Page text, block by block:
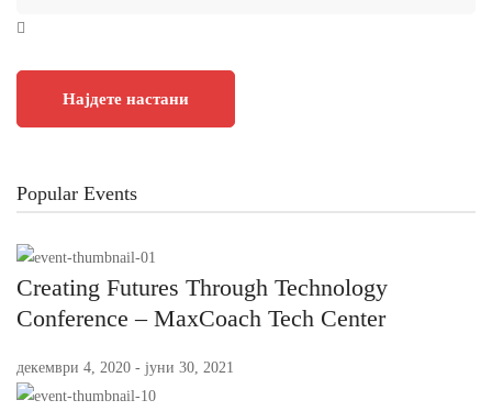
Најдете настани
Popular Events
Creating Futures Through Technology
Conference – MaxCoach Tech Center
декември 4, 2020 - јуни 30, 2021